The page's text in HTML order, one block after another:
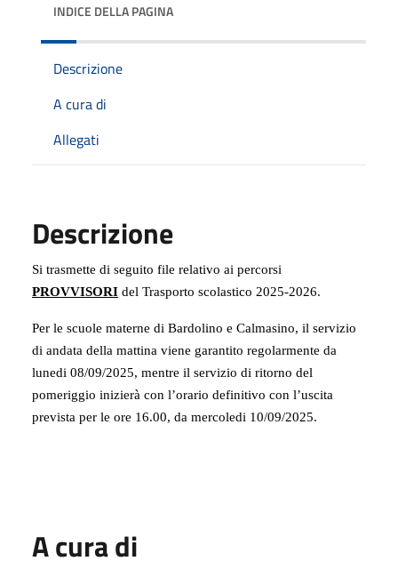
INDICE DELLA PAGINA
Descrizione
A cura di
Allegati
Descrizione
Si trasmette di seguito file relativo ai percorsi
PROVVISORI del Trasporto scolastico 2025-2026.
Per le scuole materne di Bardolino e Calmasino, il servizio
di andata della mattina viene garantito regolarmente da
lunedi 08/09/2025, mentre il servizio di ritorno del
pomeriggio inizierà con l’orario definitivo con l’uscita
prevista per le ore 16.00, da mercoledi 10/09/2025.
A cura di